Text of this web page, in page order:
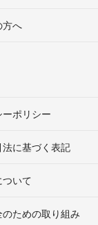
方へ
ポリシー
に基づく表記
いて
ための取り組み